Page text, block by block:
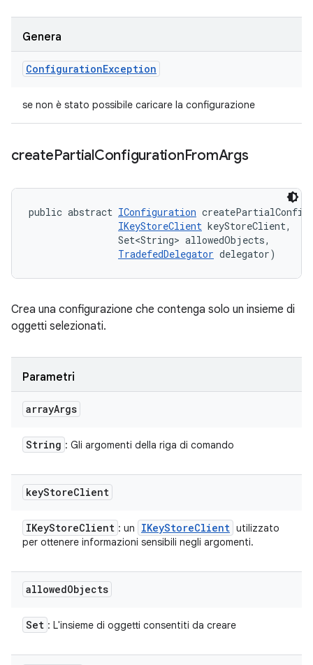
Genera
ConfigurationException
se non è stato possibile caricare la configurazione
createPartialConfigurationFromArgs
public abstract IConfiguration
IKeyStoreClient keyStoreClient,
                Set<String> allowedObjects,
TradefedDelegator delegator)
Crea una configurazione che contenga solo un insieme di
oggetti selezionati.
Parametri
arrayArgs
String : Gli argomenti della riga di comando
keyStoreClient
IKeyStoreClient : un IKeyStoreClient utilizzato
per ottenere informazioni sensibili negli argomenti.
allowedObjects
Set : L'insieme di oggetti consentiti da creare